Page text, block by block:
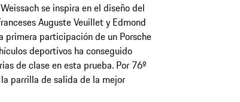
se inspira en el diseño del
Auguste Veuillet y Edmond
primera participación de un Porsche
deportivos ha conseguido
de clase en esta prueba. Por 76º
parrilla de salida de la mejor